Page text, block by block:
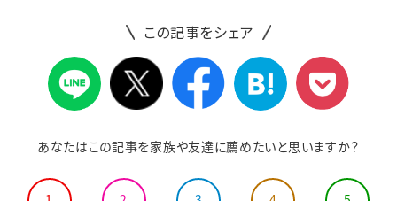
この記事をシェア
あなたはこの記事を家族や友達に薦めたいと思いますか？